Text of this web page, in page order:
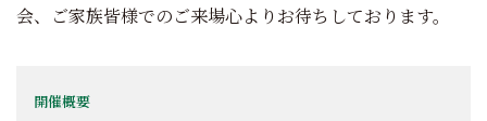
会、ご家族皆様でのご来場心よりお待ちしております。
開催概要